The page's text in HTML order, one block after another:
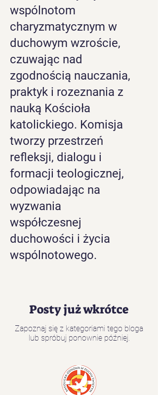
wspólnotom
charyzmatycznym w
duchowym wzroście,
czuwając nad
zgodnością nauczania,
praktyk i rozeznania z
nauką Kościoła
katolickiego. Komisja
tworzy przestrzeń
refleksji, dialogu i
formacji teologicznej,
odpowiadając na
wyzwania
współczesnej
duchowości i życia
wspólnotowego.
Posty już wkrótce
Zapoznaj się z kategoriami tego bloga
lub spróbuj ponownie później.